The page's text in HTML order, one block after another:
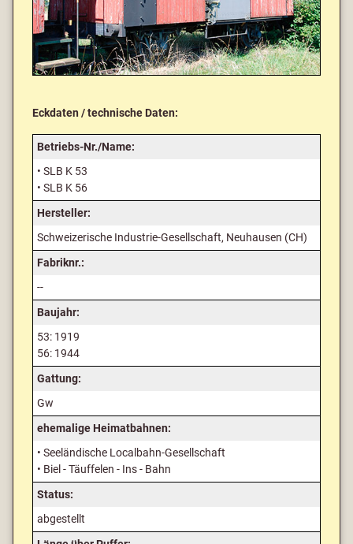
Eckdaten / technische Daten:
Betriebs-Nr./Name:
• SLB K 53
• SLB K 56
Hersteller:
Schweizerische Industrie-Gesellschaft, Neuhausen (CH)
Fabriknr.:
--
Baujahr:
53: 1919
56: 1944
Gattung:
Gw
ehemalige Heimatbahnen:
• Seeländische Localbahn-Gesellschaft
• Biel - Täuffelen - Ins - Bahn
Status:
abgestellt